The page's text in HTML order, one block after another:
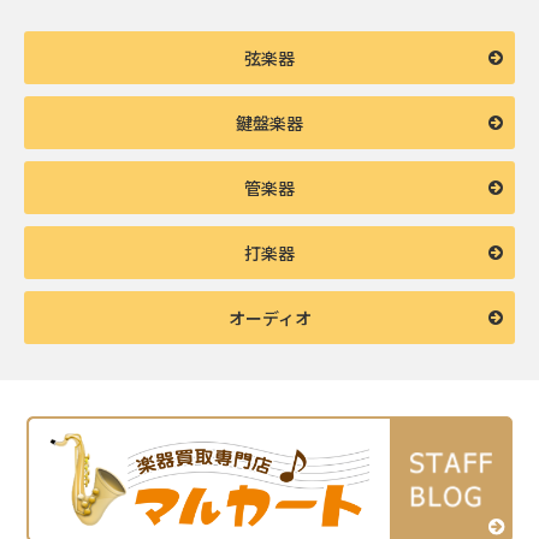
弦楽器
鍵盤楽器
管楽器
打楽器
オーディオ